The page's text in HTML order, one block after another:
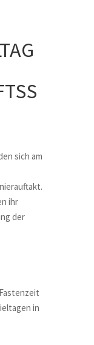
sich am
ihr
der
in